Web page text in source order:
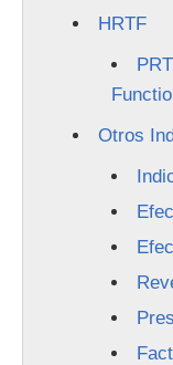
HRTF
Otros